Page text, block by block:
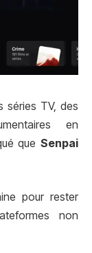
séries TV, des
en
que Senpai
pour rester
non